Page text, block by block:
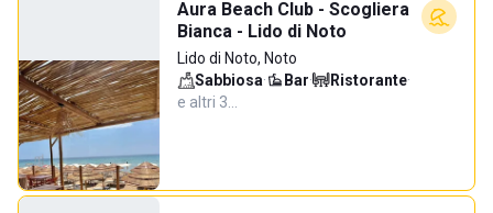
Aura Beach Club - Scogliera
Bianca - Lido di Noto
Lido di Noto, Noto
Sabbiosa· Bar· Ristorante·
e altri 3…